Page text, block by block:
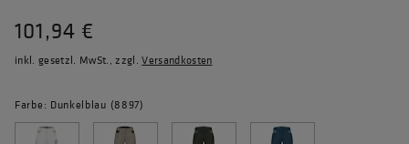
101,94 €
inkl. gesetzl. MwSt., zzgl.Versandkosten
Farbe: Dunkelblau (8897)